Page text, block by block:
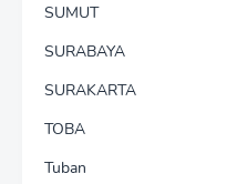
SUMUT
SURABAYA
SURAKARTA
TOBA
Tuban